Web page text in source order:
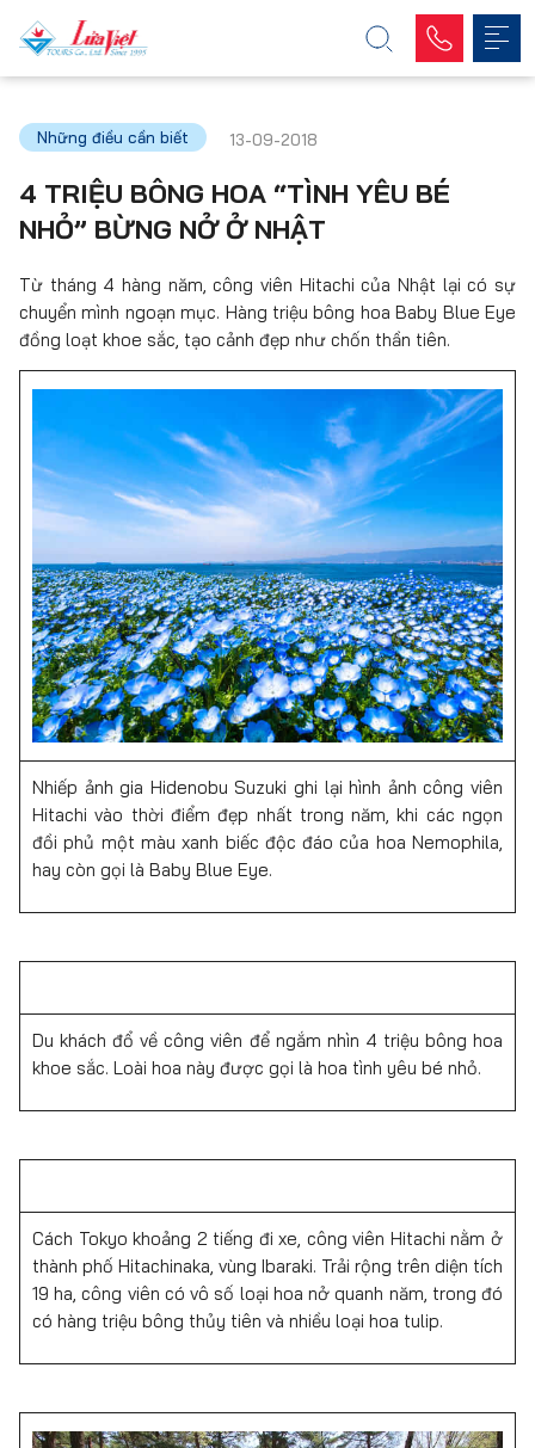
Những điều cần biết 13-09-2018
4 TRIỆU BÔNG HOA “TÌNH YÊU BÉ
NHỎ” BỪNG NỞ Ở NHẬT
Từ tháng 4 hàng năm, công viên Hitachi của Nhật lại có sự
chuyển mình ngoạn mục. Hàng triệu bông hoa Baby Blue Eye
đồng loạt khoe sắc, tạo cảnh đẹp như chốn thần tiên.
Nhiếp ảnh gia Hidenobu Suzuki ghi lại hình ảnh công viên
Hitachi vào thời điểm đẹp nhất trong năm, khi các ngọn
đồi phủ một màu xanh biếc độc đáo của hoa Nemophila,
hay còn gọi là Baby Blue Eye.
Du khách đổ về công viên để ngắm nhìn 4 triệu bông hoa
khoe sắc. Loài hoa này được gọi là hoa tình yêu bé nhỏ.
Cách Tokyo khoảng 2 tiếng đi xe, công viên Hitachi nằm ở
thành phố Hitachinaka, vùng Ibaraki. Trải rộng trên diện tích
19 ha, công viên có vô số loại hoa nở quanh năm, trong đó
có hàng triệu bông thủy tiên và nhiều loại hoa tulip.